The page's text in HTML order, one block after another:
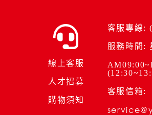
線上客服
人才招募
購物須知
客服專線:
服務時間:
客服信箱: